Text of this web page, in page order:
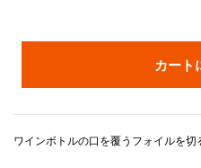
カート
ワインボトルの口を覆うフォイルを切